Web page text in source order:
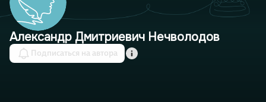
Александр Дмитриевич Нечволодов
Подписаться на автора